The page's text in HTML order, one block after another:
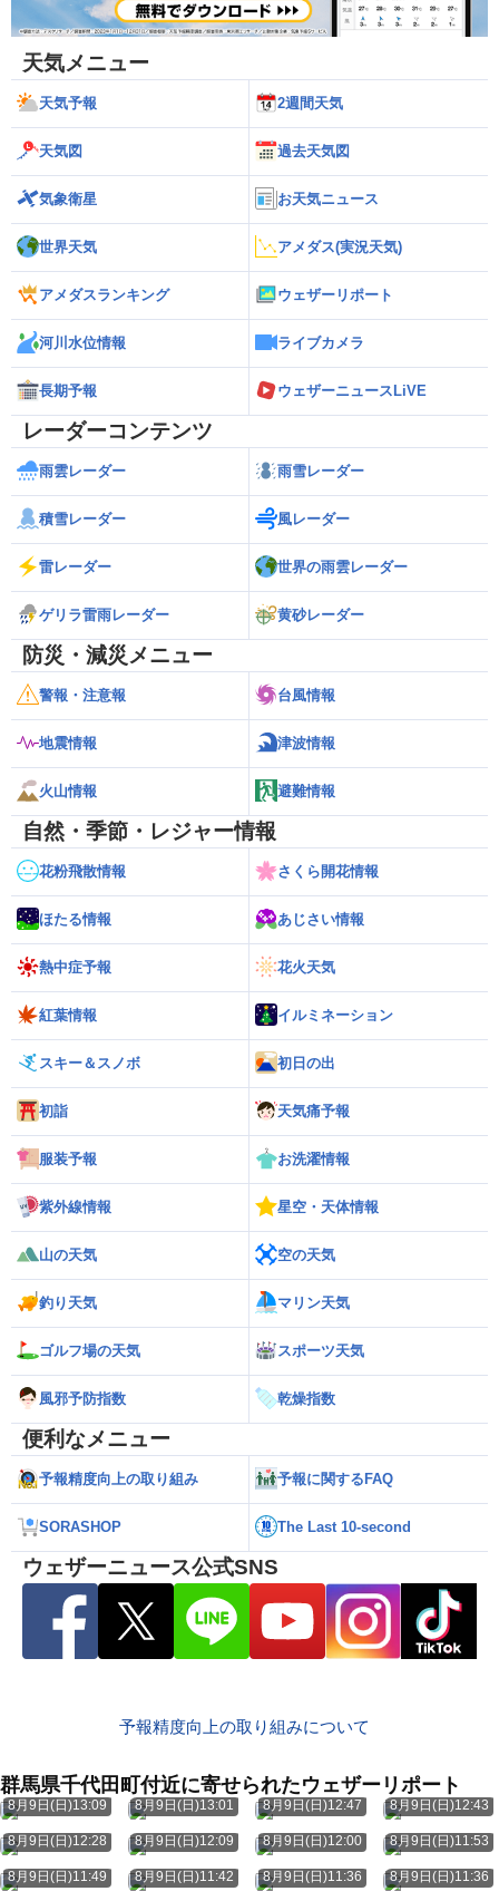
天気メニュー
天気予報 2週間天気
天気図 過去天気図
気象衛星 お天気ニュース
世界天気 アメダス(実況天気)
アメダスランキング ウェザーリポート
河川水位情報 ライブカメラ
長期予報 ウェザーニュースLiVE
レーダーコンテンツ
雨雲レーダー 雨雪レーダー
積雪レーダー 風レーダー
雷レーダー 世界の雨雲レーダー
ゲリラ雷雨レーダー 黄砂レーダー
防災・減災メニュー
警報・注意報 台風情報
地震情報 津波情報
火山情報 避難情報
自然・季節・レジャー情報
花粉飛散情報 さくら開花情報
ほたる情報 あじさい情報
熱中症予報 花火天気
紅葉情報 イルミネーション
スキー＆スノボ 初日の出
初詣 天気痛予報
服装予報 お洗濯情報
紫外線情報 星空・天体情報
山の天気 空の天気
釣り天気 マリン天気
ゴルフ場の天気 スポーツ天気
風邪予防指数 乾燥指数
便利なメニュー
予報精度向上の取り組み 予報に関するFAQ
SORASHOP The Last 10-second
ウェザーニュース公式SNS
予報精度向上の取り組みについて
群馬県千代田町付近に寄せられたウェザーリポート
8月9日(日)13:09 8月9日(日)13:01 8月9日(日)12:47 8月9日(日)12:43
8月9日(日)12:28 8月9日(日)12:09 8月9日(日)12:00 8月9日(日)11:53
8月9日(日)11:49 8月9日(日)11:42 8月9日(日)11:36 8月9日(日)11:36